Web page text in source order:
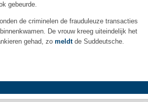
gebeurde.
de criminelen de frauduleuze transacties
De vrouw kreeg uiteindelijk het
gehad, zo meldtde Suddeutsche.